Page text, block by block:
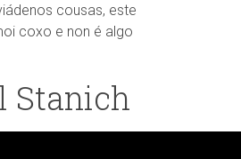
cousas, este
coxo e non é algo
Stanich